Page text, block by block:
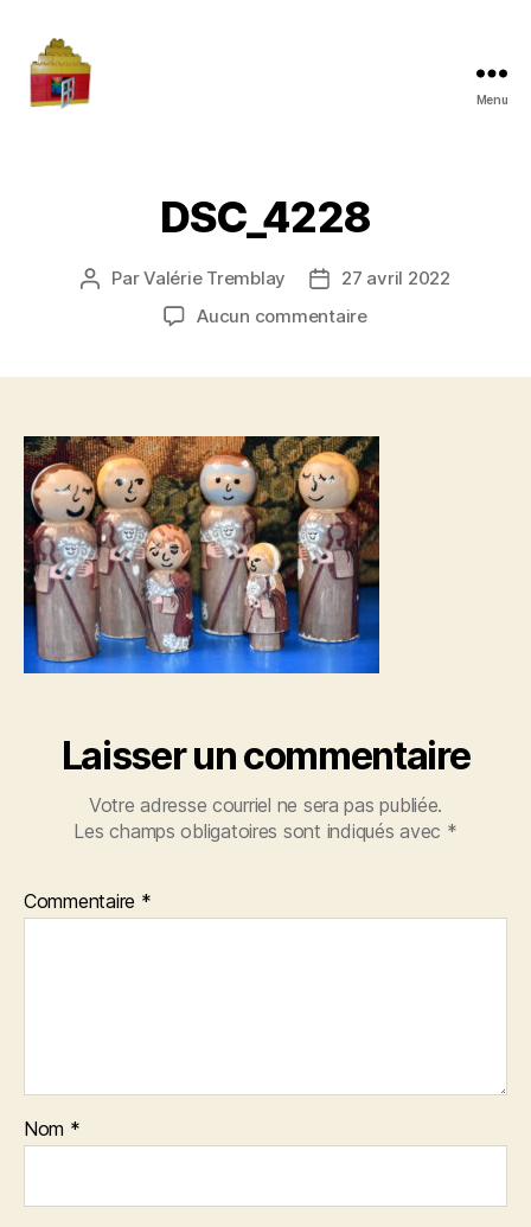
Menu
DSC_4228
Auteur
ParValérie Tremblay
Date
de
27 avril 2022
Aucun commentairesur
Laisser un commentaire
Votre adresse courriel ne sera pas publiée.
Les champs obligatoires sont indiqués avec *
Commentaire *
Nom *